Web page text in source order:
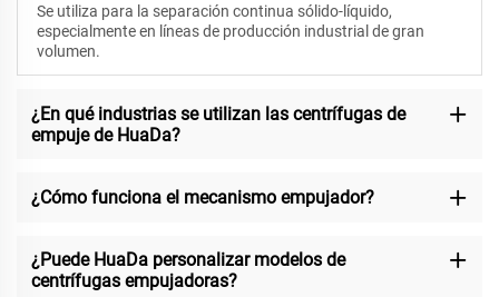
Se utiliza para la separación continua sólido-líquido,
especialmente en líneas de producción industrial de gran
volumen.
¿En qué industrias se utilizan las centrífugas de
empuje de HuaDa?
¿Cómo funciona el mecanismo empujador?
¿Puede HuaDa personalizar modelos de
centrífugas empujadoras?